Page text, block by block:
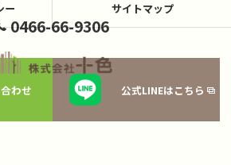
0466-66-9306
わせ 公式LINEはこちら
ー サイトマップ
回収なら株式会社十色 ALL RIGHTS RESERVED.